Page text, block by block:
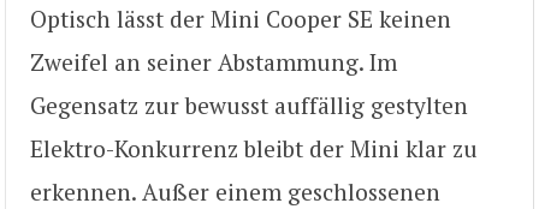
Optisch lässt der Mini Cooper SE keinen
Zweifel an seiner Abstammung. Im
Gegensatz zur bewusst auffällig gestylten
Elektro-Konkurrenz bleibt der Mini klar zu
erkennen. Außer einem geschlossenen